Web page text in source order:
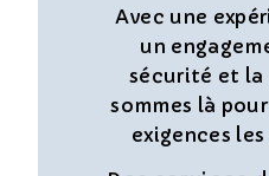
Avec une
un
sécurité et la
sommes là
exigences